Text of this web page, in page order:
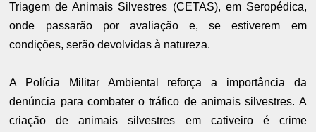
Triagem de Animais Silvestres (CETAS), em Seropédica,
onde passarão por avaliação e, se estiverem em
condições, serão devolvidas à natureza.
A Polícia Militar Ambiental reforça a importância da
denúncia para combater o tráfico de animais silvestres. A
criação de animais silvestres em cativeiro é crime